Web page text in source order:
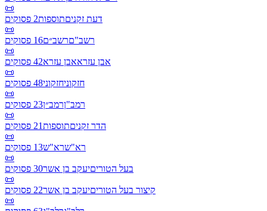
📜
דעת זקניםתוספות2 פסוקים
📜
רשב"םרשב״ם16 פסוקים
📜
אבן עזראאבן עזרא42 פסוקים
📜
חזקוניחזקוני48 פסוקים
📜
רמב"ןרמב״ן23 פסוקים
📜
הדר זקניםתוספות21 פסוקים
📜
רא"שרא"ש13 פסוקים
📜
בעל הטוריםיעקב בן אשר30 פסוקים
📜
קיצור בעל הטוריםיעקב בן אשר22 פסוקים
📜